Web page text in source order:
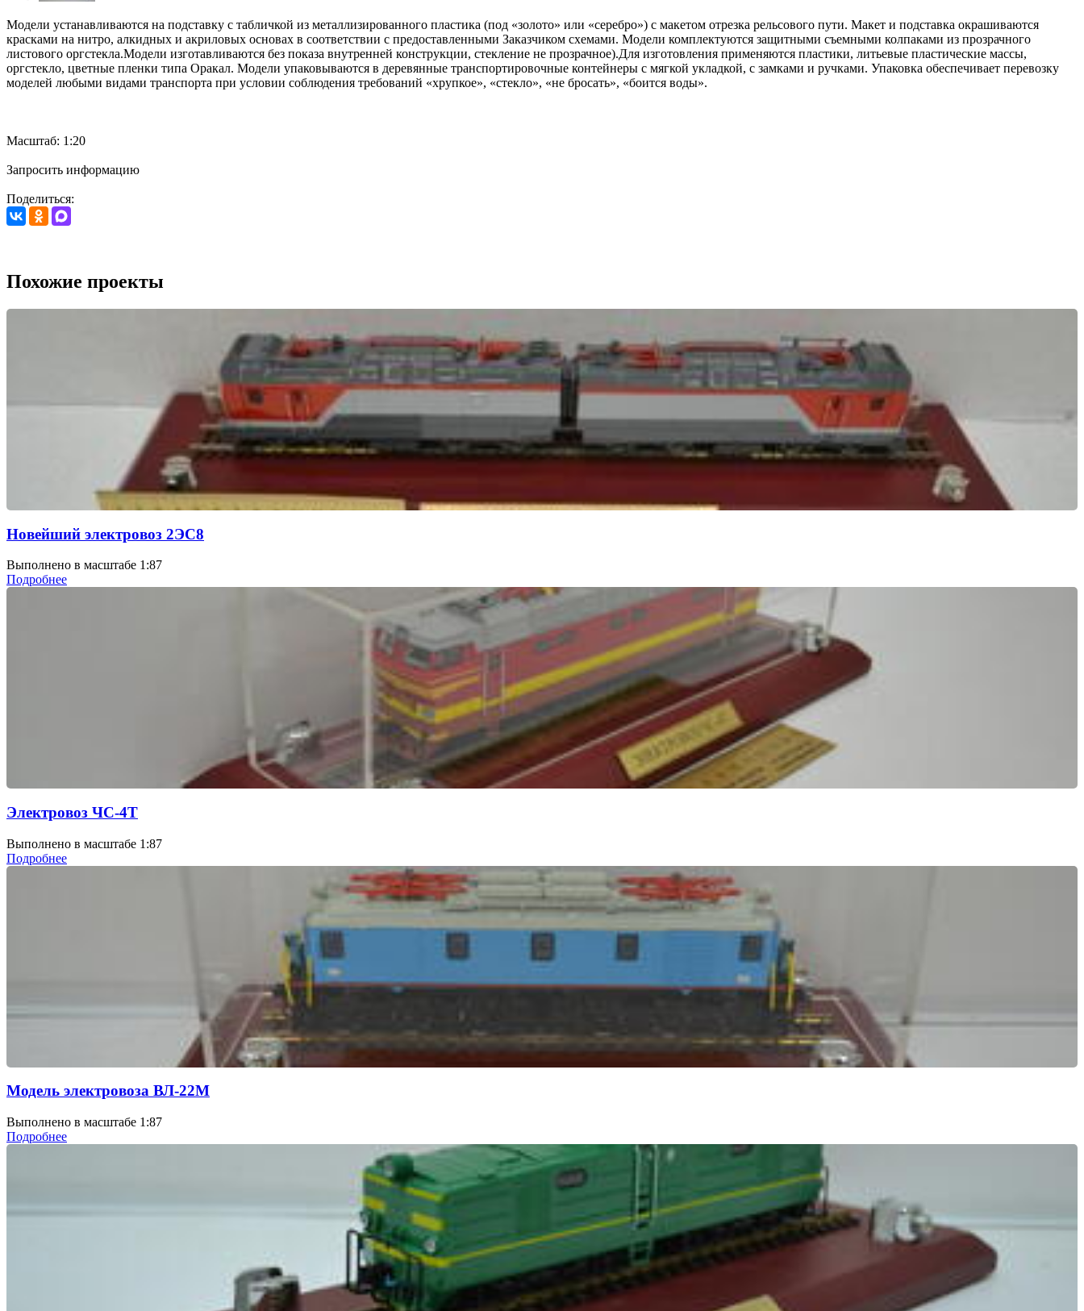
Модели устанавливаются на подставку с табличкой из металлизированного пластика (под «золото» или «серебро») с макетом отрезка рельсового пути. Макет и подставка окрашиваются
красками на нитро, алкидных и акриловых основах в соответствии с предоставленными Заказчиком схемами. Модели комплектуются защитными съемными колпаками из прозрачного
листового оргстекла.Модели изготавливаются без показа внутренней конструкции, стекление не прозрачное).Для изготовления применяются пластики, литьевые пластические массы,
оргстекло, цветные пленки типа Оракал. Модели упаковываются в деревянные транспортировочные контейнеры с мягкой укладкой, с замками и ручками. Упаковка обеспечивает перевозку
моделей любыми видами транспорта при условии соблюдения требований «хрупкое», «стекло», «не бросать», «боится воды».
Масштаб: 1:20
Запросить информацию
Поделиться:
Похожие проекты
Новейший электровоз 2ЭС8
Выполнено в масштабе 1:87
Подробнее
Электровоз ЧС-4Т
Выполнено в масштабе 1:87
Подробнее
Модель электровоза ВЛ-22М
Выполнено в масштабе 1:87
Подробнее